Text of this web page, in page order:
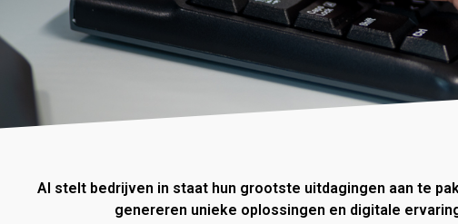
AI stelt bedrijven in staat hun grootste uitdagingen aan te
genereren unieke oplossingen en digitale